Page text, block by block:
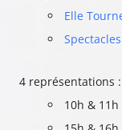
Elle
Spectacles
4 représentations :
10h &